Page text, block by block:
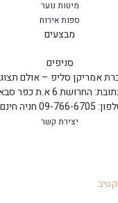
מיטות נוער
ספות אירוח
מבצעים
סניפים
אמריקן סליפ – אולם תצוגה
החרושת 6 א.ת כפר סבא
766-6705 חניה חינם!
יצירת קשר